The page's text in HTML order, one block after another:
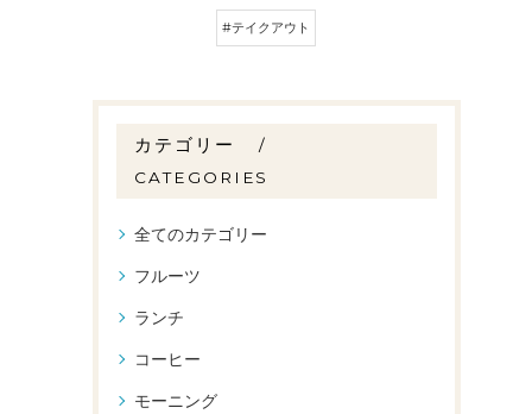
#テイクアウト
カテゴリー
CATEGORIES
全てのカテゴリー
フルーツ
ランチ
コーヒー
モーニング